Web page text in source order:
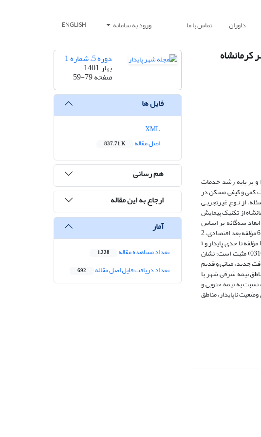
داوران تماس با ما ورود به سامانه ENGLISH
کرمانشاه
بر پایه رشد خدمات
کمی و کیفی مسکن در
از نـوع غیرتجربـی
تحلیل الگوی مسکن پایدار در سطح شهر و مناطق 8 گانه شهر کرمانشاه از تکنیک پیمایش
است. نتایج پایداری ابعاد سه‌گانه بر اساس
آزمون t نشان می‌دهد که از میان 5 مؤلفه مورد ارزیابی بعد کالبدی، 2 مؤلفه ناپایدار و ۳ مؤلفه تا حدی پایدار بوده‌اند. همچنین از میان 6 مؤلفه بعد اقتصادی، 2
مؤلفه ناپایدار و 4 مؤلفه دارای وضعیت تا حدی پایدار بوده‌اند. و درنهایت از میان 5 مؤلفه مورد ارزیابی بعد اجتماعی، ۲ مؤلفه پایدار، ۲ مؤلفه تا حدی پایدار و ۱
مورد ناپایدار بوده است. مقدار شاخص Z-score در توزیع خوشه‌های کم ـ زیاد (163751/2-) منفی و مقدار شاخص موران (031042/0) مثبت است؛ نشان
جدید، میانی و قدیم
نیمه شرقی شهر با
نسبت به نیمه جنوبی و
است. همچنین تفاوت‌های فضایی الگوی مسکن پایدار حاکی از آن است که مناطق 1، 2، 8 و 6 دارای وضعیت ناپایدار، مناطق
دوره 5، شماره 1
بهار 1401
صفحه59-79
فایل ها
اصل مقاله
837.71 K
هم رسانی
ارجاع به این مقاله
آمار
تعداد مشاهده مقاله 1,228
تعداد دریافت فایل اصل مقاله 692